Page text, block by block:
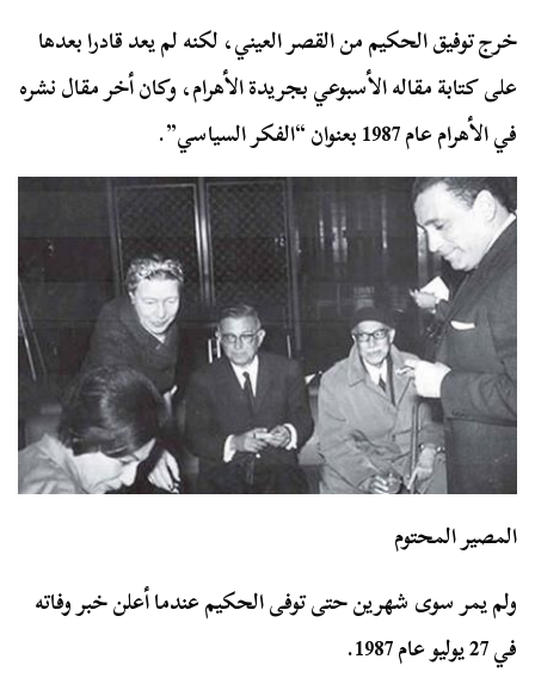
خرج توفيق الحكيم من القصر العيني، لكنه لم يعد قادرا بعدها
على كتابة مقاله الأسبوعي بجريدة الأهرام، وكان أخر مقال نشره
في الأهرام عام 1987 بعنوان “الفكر السياسي”.
المصير المحتوم
ولم يمر سوى شهرين حتى توفى الحكيم عندما أعلن خبر وفاته
في 27 يوليو عام 1987.